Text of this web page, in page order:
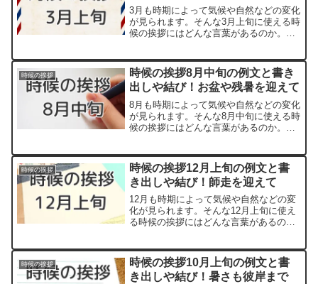
3月も時期によって気候や自然などの変化
が見られます。そんな3月上旬に使える時
候の挨拶にはどんな言葉があるのか。
方で、和文調の柔らかい言い回しもあ
り、季節の動植物の様子を...
時候の挨拶
時候の挨拶8月中旬の例文と書き
出しや結び！お盆や残暑を迎えて
8月も時期によって気候や自然などの変化
が見られます。そんな8月中旬に使える時
候の挨拶にはどんな言葉があるのか。
方で和文調の柔らかい言い回しもあり、
季節の動植物の様子を取...
時候の挨拶
時候の挨拶12月上旬の例文と書
き出しや結び！師走を迎えて
12月も時期によって気候や自然などの変
化が見られます。そんな12月上旬に使え
る時候の挨拶にはどんな言葉があるの
う。一方で和文調の柔らかい言い回しも
あり、季節の動植物の様子...
時候の挨拶
時候の挨拶10月上旬の例文と書
き出しや結び！暑さも彼岸まで